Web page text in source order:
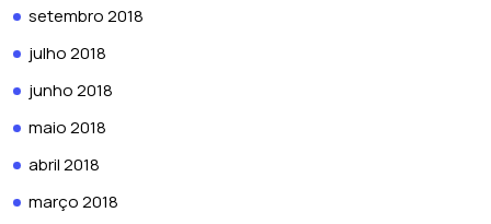
setembro 2018
julho 2018
junho 2018
maio 2018
abril 2018
março 2018